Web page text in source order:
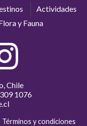
Actividades
y Fauna
Chile
1076
Términos y condiciones